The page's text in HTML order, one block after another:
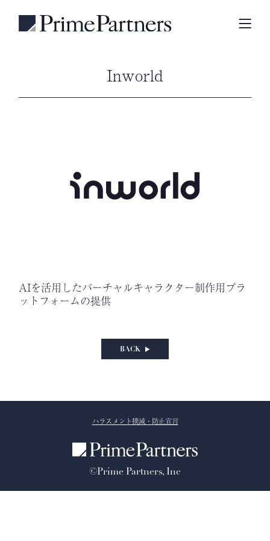
Inworld
AIを活用したバーチャルキャラクター制作用プラ
ットフォームの提供
BACK
ハラスメント撲滅・防止宣言
©Prime Partners, Inc